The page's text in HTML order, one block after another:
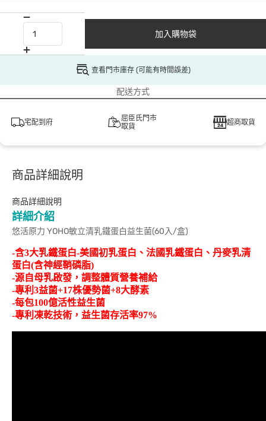
加入購物袋
查看門市庫存 (可能有時間誤差)
配送方式
宅配到府
屈臣氏門市
取貨
超商取貨
商品詳細說明
商品詳細說明
詳細介紹
悠活原力 YOHO敏立清乳鐵蛋白益生菌(60入/盒)
-含3大乳鐵蛋白-美國初乳蛋白、法國乳鐵蛋白、丹麥乳清
蛋白(含神經鞘磷脂)
-源自母乳啟發，調整體質營養補給
-專利3益菌+17株優勢菌+8大酵素
-每包100億活性益生菌
-專利凍乾技術，益生菌存活率97%